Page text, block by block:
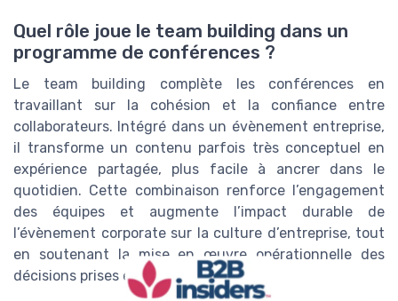
Quel rôle joue le team building dans un
programme de conférences ?
Le team building complète les conférences en
travaillant sur la cohésion et la confiance entre
collaborateurs. Intégré dans un évènement entreprise,
il transforme un contenu parfois très conceptuel en
expérience partagée, plus facile à ancrer dans le
quotidien. Cette combinaison renforce l’engagement
des équipes et augmente l’impact durable de
l’évènement corporate sur la culture d’entreprise, tout
en soutenant la mise en œuvre opérationnelle des
décisions prises en conférence.